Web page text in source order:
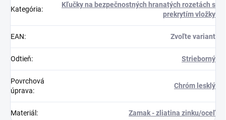
Kategória:
Kľučky na bezpečnostných hranatých rozetách s
prekrytím vložky
EAN: Zvoľte variant
Odtieň: Strieborný
Povrchová
úprava:
Chróm lesklý
Materiál : Zamak - zliatina zinku/oceľ